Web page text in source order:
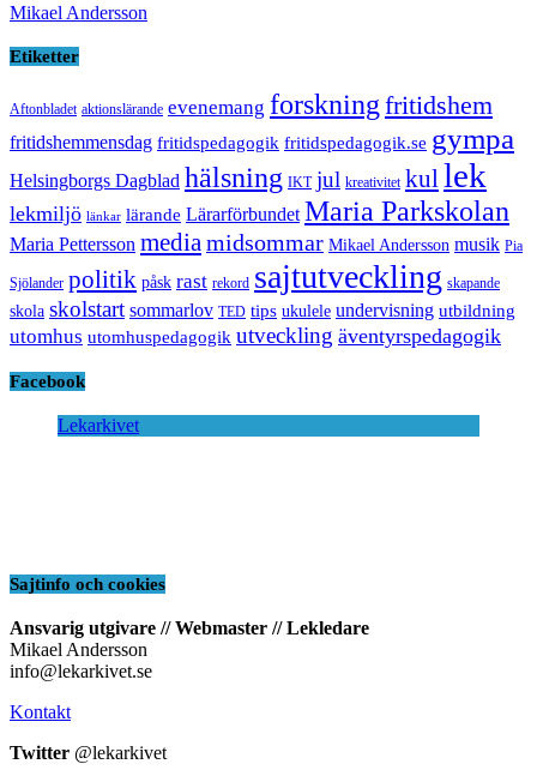
Mikael Andersson
Etiketter
Aftonbladet aktionslärande evenemang forskningfritidshem
fritidshemmensdag fritidspedagogik fritidspedagogik.se gympa
Helsingborgs Dagblad hälsning IKT jul kreativitet kul lek
lekmiljö länkar lärande Lärarförbundet Maria Parkskolan
Maria Pettersson mediamidsommar Mikael Andersson musik Pia
Sjölander politik påsk rast rekord sajtutveckling skapande
skola skolstart sommarlov TED tips ukulele undervisning utbildning
utomhus utomhuspedagogik utveckling äventyrspedagogik
Facebook
Lekarkivet
Sajtinfo och cookies
Ansvarig utgivare // Webmaster // Lekledare
Mikael Andersson
info@lekarkivet.se
Kontakt
Twitter @lekarkivet